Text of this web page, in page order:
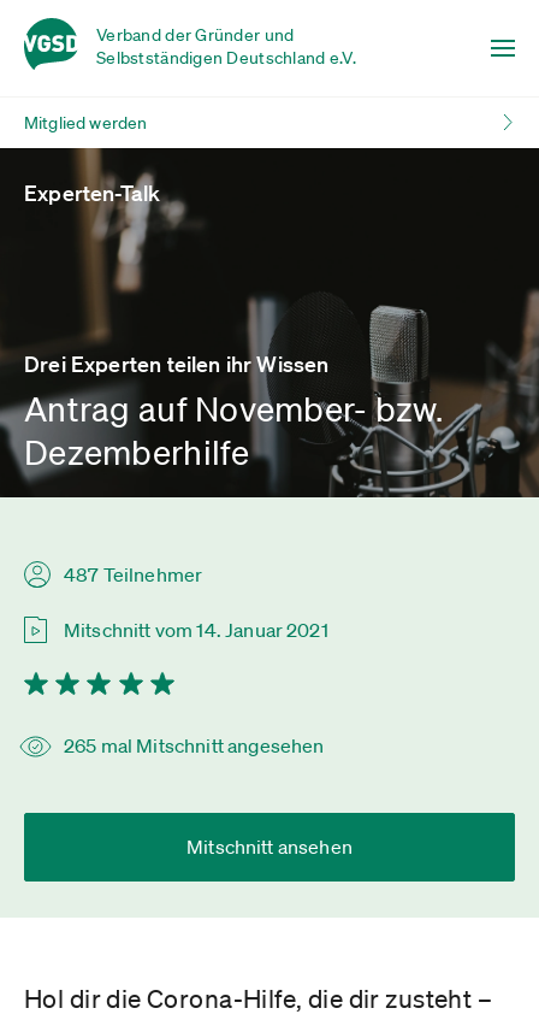
Verband der Gründer und
Selbstständigen Deutschland e.V.
Mitglied werden
Experten-Talk
Drei Experten teilen ihr Wissen
Antrag auf November- bzw.
Dezemberhilfe
487 Teilnehmer
Mitschnitt vom 14. Januar 2021
265 mal Mitschnitt angesehen
Mitschnitt ansehen
Hol dir die Corona-Hilfe, die dir zusteht –